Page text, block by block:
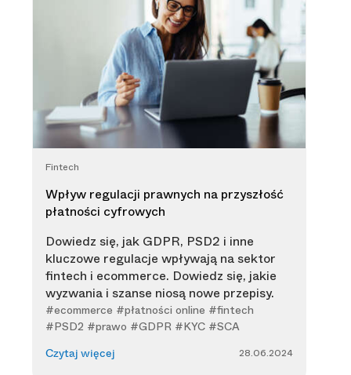
Fintech
Wpływ regulacji prawnych na przyszłość
płatności cyfrowych
Dowiedz się, jak GDPR, PSD2 i inne
kluczowe regulacje wpływają na sektor
fintech i ecommerce. Dowiedz się, jakie
wyzwania i szanse niosą nowe przepisy.
#ecommerce #płatności online #fintech
#PSD2 #prawo #GDPR #KYC #SCA
Czytaj więcej 28.06.2024